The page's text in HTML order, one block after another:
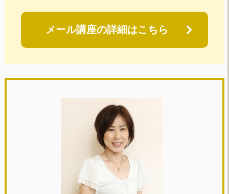
メール講座の詳細はこちら